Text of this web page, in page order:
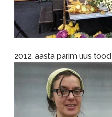
2012. aasta parim uus